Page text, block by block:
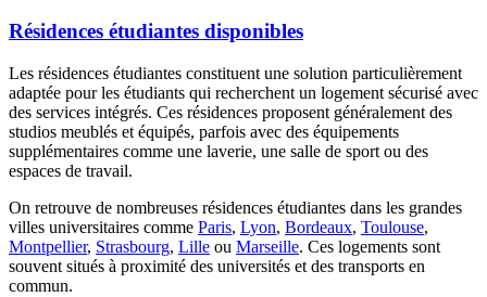
Résidences étudiantes disponibles
Les résidences étudiantes constituent une solution particulièrement
adaptée pour les étudiants qui recherchent un logement sécurisé avec
des services intégrés. Ces résidences proposent généralement des
studios meublés et équipés, parfois avec des équipements
supplémentaires comme une laverie, une salle de sport ou des
espaces de travail.
On retrouve de nombreuses résidences étudiantes dans les grandes
villes universitaires comme Paris, Lyon, Bordeaux, Toulouse,
Montpellier, Strasbourg, Lille ou Marseille. Ces logements sont
souvent situés à proximité des universités et des transports en
commun.